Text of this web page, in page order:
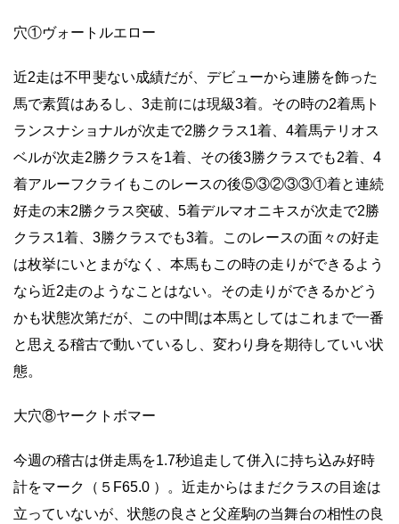
穴①ヴォートルエロー
近2走は不甲斐ない成績だが、デビューから連勝を飾った
馬で素質はあるし、3走前には現級3着。その時の2着馬ト
ランスナショナルが次走で2勝クラス1着、4着馬テリオス
ベルが次走2勝クラスを1着、その後3勝クラスでも2着、4
着アルーフクライもこのレースの後⑤③②③③①着と連続
好走の末2勝クラス突破、5着デルマオニキスが次走で2勝
クラス1着、3勝クラスでも3着。このレースの面々の好走
は枚挙にいとまがなく、本馬もこの時の走りができるよう
なら近2走のようなことはない。その走りができるかどう
かも状態次第だが、この中間は本馬としてはこれまで一番
と思える稽古で動いているし、変わり身を期待していい状
態。
大穴⑧ヤークトボマー
今週の稽古は併走馬を1.7秒追走して併入に持ち込み好時
計をマーク（５F65.0 ）。近走からはまだクラスの目途は
立っていないが、状態の良さと父産駒の当舞台の相性の良